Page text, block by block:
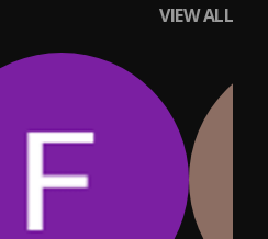
VIEW ALL